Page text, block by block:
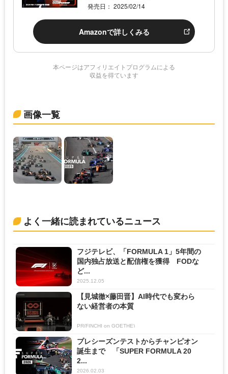
発売日： 2025/02/14
Amazonで詳しくみる
本ページはアフィリエイトプログラムによる
収益を得ています
画像一覧
よく一緒に読まれているニュース
フジテレビ、「FORMULA 1」5年間の
国内独占放送と配信権を獲得 FODな
ど...
2025.12.05
【見城徹×藤田晋】AI時代でも変わら
ない経営者の本質
PR(FINCHI on GOETHE)
プレシーズンテストからチャンピオン
誕生まで 「SUPER FORMULA 20
2...
2026.02.03